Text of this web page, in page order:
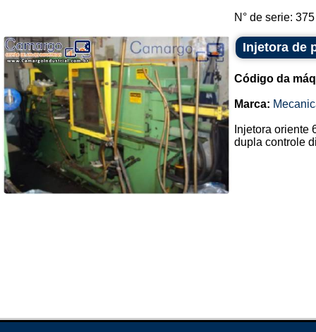
N° de serie:
Injetora de
Código da
Marca:
Injetora oriente
dupla controle